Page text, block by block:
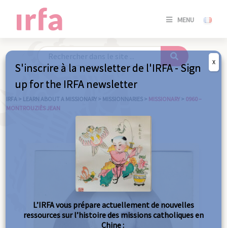
MENU
SE
/
IRFA > LEARN ABOUT A MISSIONARY > MISSIONNARIES > MISSIONARY > 0960 –
MONTROUZIÈS JEAN
S'inscrire à la newsletter de l'IRFA - Sign
up for the IRFA newsletter
L’IRFA vous prépare actuellement de nouvelles
ressources sur l’histoire des missions catholiques en
Chine :
X